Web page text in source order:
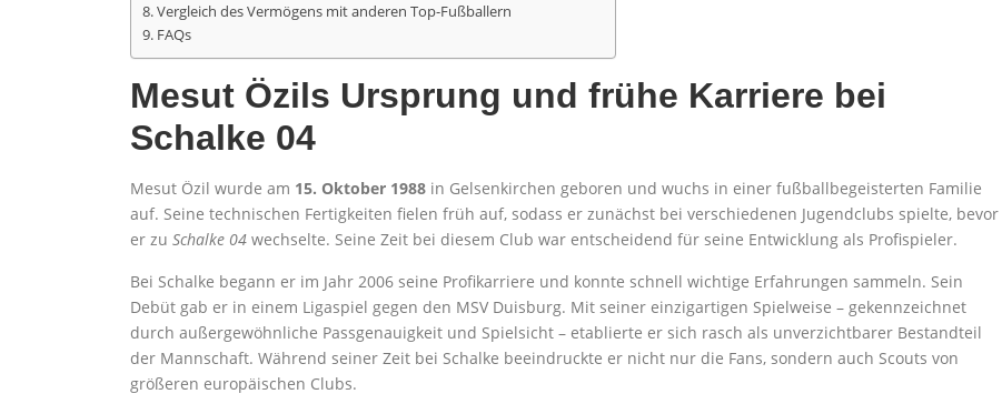
Vergleich des Vermögens mit anderen Top-Fußballern
FAQs
Mesut Özils Ursprung und frühe Karriere bei
Schalke 04
Mesut Özil wurde am 15. Oktober 1988 in Gelsenkirchen geboren und wuchs in einer fußballbegeisterten Familie
auf. Seine technischen Fertigkeiten fielen früh auf, sodass er zunächst bei verschiedenen Jugendclubs spielte, bevor
er zu Schalke 04 wechselte. Seine Zeit bei diesem Club war entscheidend für seine Entwicklung als Profispieler.
Bei Schalke begann er im Jahr 2006 seine Profikarriere und konnte schnell wichtige Erfahrungen sammeln. Sein
Debüt gab er in einem Ligaspiel gegen den MSV Duisburg. Mit seiner einzigartigen Spielweise – gekennzeichnet
durch außergewöhnliche Passgenauigkeit und Spielsicht – etablierte er sich rasch als unverzichtbarer Bestandteil
der Mannschaft. Während seiner Zeit bei Schalke beeindruckte er nicht nur die Fans, sondern auch Scouts von
größeren europäischen Clubs.